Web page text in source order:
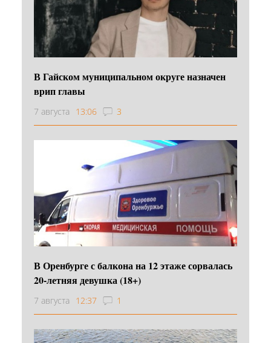
В Гайском муниципальном округе назначен
врип главы
7 августа 13:06 3
В Оренбурге с балкона на 12 этаже сорвалась
20-летняя девушка (18+)
7 августа 12:37 1